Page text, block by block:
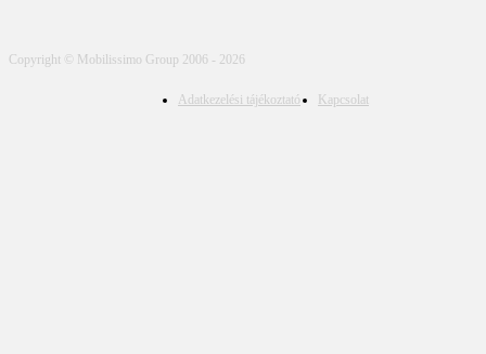
Copyright © Mobilissimo Group 2006 - 2026
Adatkezelési tájékoztató Kapcsolat